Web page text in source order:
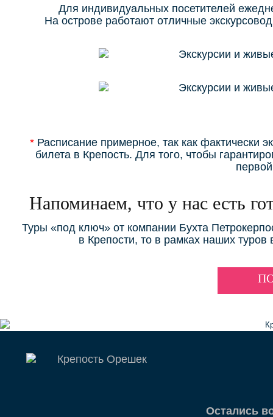
Для индивидуальных посетителей
На острове работают отличные
* Расписание примерное, так как фактически
билета в Крепость. Для того, чтобы
Напоминаем, что у нас есть
Туры «под ключ» от компании Бухта
в Крепости, то в рамках наших
Остались